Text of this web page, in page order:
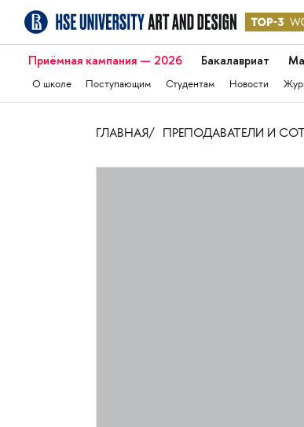
Приёмная кампания — 2026 Бакалавриат
О школе Поступающим Студентам Новости
ГЛАВНАЯ ПРЕПОДАВАТЕЛИ И